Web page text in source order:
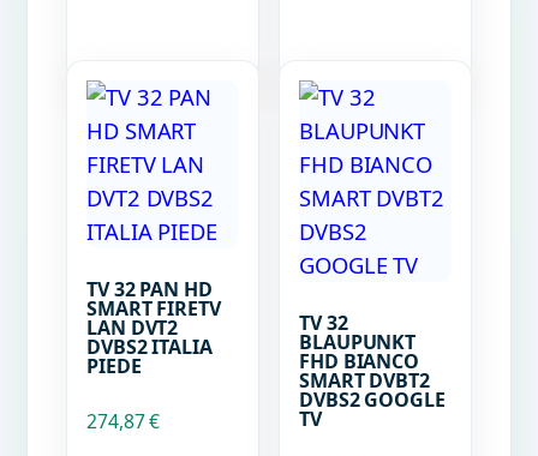
TV 32 PAN HD
SMART FIRETV
LAN DVT2
DVBS2 ITALIA
PIEDE
274,87€
TV 32
BLAUPUNKT
FHD BIANCO
SMART DVBT2
DVBS2 GOOGLE
TV